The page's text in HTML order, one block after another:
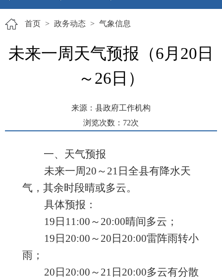
首页 > 政务动态 > 气象信息
未来一周天气预报（6月20日
～26日）
来源：县政府工作机构
浏览次数： 72次
一、天气预报
未来一周20～21日全县有降水天
气，其余时段晴或多云。
具体预报：
19日11:00～20:00晴间多云；
19日20:00～20日20:00雷阵雨转小
雨；
20日20:00～21日20:00多云有分散